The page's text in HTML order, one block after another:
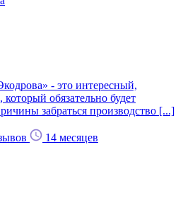
- это интересный,
обязательно будет
забраться производство [...]
14 месяцев